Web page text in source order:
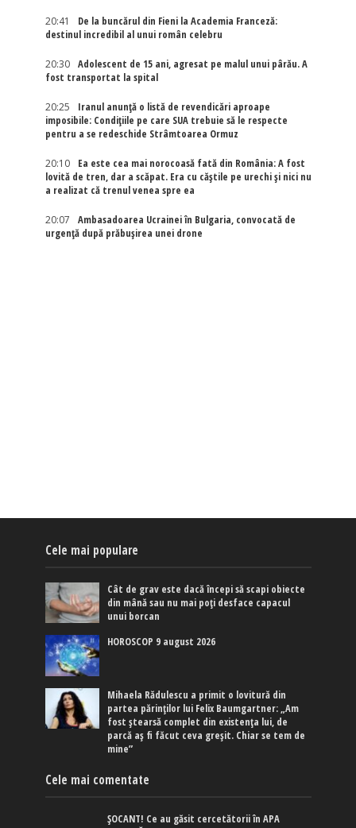
20:41
De la buncărul din Fieni la Academia Franceză:
destinul incredibil al unui român celebru
20:30
Adolescent de 15 ani, agresat pe malul unui pârău. A
fost transportat la spital
20:25
Iranul anunță o listă de revendicări aproape
imposibile: Condițiile pe care SUA trebuie să le respecte
pentru a se redeschide Strâmtoarea Ormuz
20:10
Ea este cea mai norocoasă fată din România: A fost
lovită de tren, dar a scăpat. Era cu căștile pe urechi și nici nu
a realizat că trenul venea spre ea
20:07
Ambasadoarea Ucrainei în Bulgaria, convocată de
urgență după prăbușirea unei drone
Cele mai populare
Cât de grav este dacă începi să scapi obiecte
din mână sau nu mai poți desface capacul
unui borcan
HOROSCOP 9 august 2026
Mihaela Rădulescu a primit o lovitură din
partea părinților lui Felix Baumgartner: „Am
fost ștearsă complet din existența lui, de
parcă aș fi făcut ceva greșit. Chiar se tem de
mine”
Cele mai comentate
ȘOCANT! Ce au găsit cercetătorii în APA